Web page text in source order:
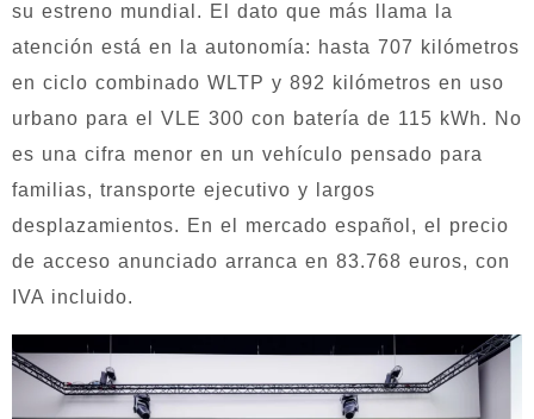
su estreno mundial. El dato que más llama la
atención está en la autonomía: hasta 707 kilómetros
en ciclo combinado WLTP y 892 kilómetros en uso
urbano para el VLE 300 con batería de 115 kWh. No
es una cifra menor en un vehículo pensado para
familias, transporte ejecutivo y largos
desplazamientos. En el mercado español, el precio
de acceso anunciado arranca en 83.768 euros, con
IVA incluido.